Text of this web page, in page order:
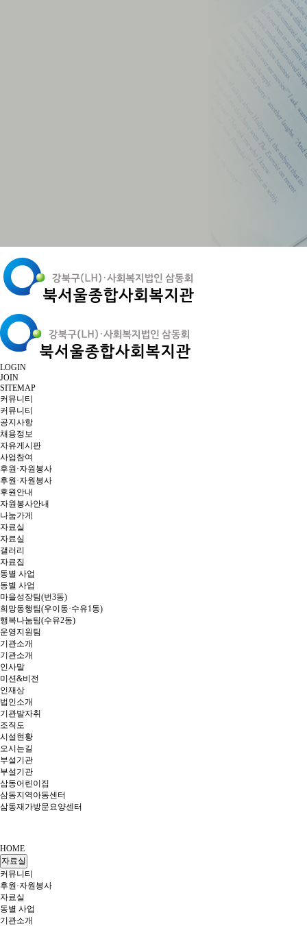
LOGIN
JOIN
SITEMAP
커뮤니티
커뮤니티
공지사항
채용정보
자유게시판
사업참여
후원·자원봉사
후원·자원봉사
후원안내
자원봉사안내
나눔가게
자료실
자료실
갤러리
자료집
동별 사업
동별 사업
마을성장팀(번3동)
희망동행팀(우이동·수유1동)
행복나눔팀(수유2동)
운영지원팀
기관소개
기관소개
인사말
미션&비전
인재상
법인소개
기관발자취
조직도
시설현황
오시는길
부설기관
부설기관
삼동어린이집
삼동지역아동센터
삼동재가방문요양센터
HOME
자료실
커뮤니티
후원·자원봉사
자료실
동별 사업
기관소개